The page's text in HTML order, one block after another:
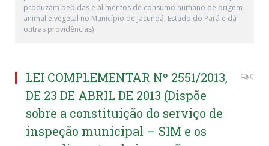
produzam bebidas e alimentos de consumo humano de origem
animal e vegetal no Município de Jacundá, Estado do Pará e dá
outras providências)
LEI COMPLEMENTAR Nº 2551/2013,
DE 23 DE ABRIL DE 2013 (Dispõe
sobre a constituição do serviço de
inspeção municipal – SIM e os
0